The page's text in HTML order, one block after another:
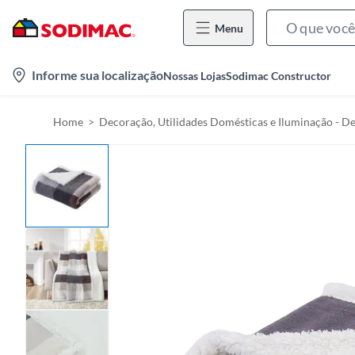
Menu
Informe sua localizaçãoNossas LojasSodimac Constructor
Home Decoração, Utilidades Domésticas e Iluminação -